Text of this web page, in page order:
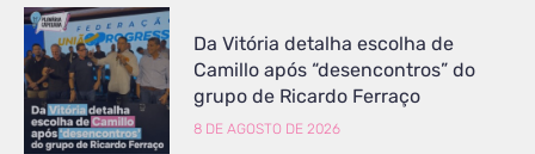
Da Vitória detalha escolha de
Camillo após “desencontros” do
grupo de Ricardo Ferraço
8 DE AGOSTO DE 2026